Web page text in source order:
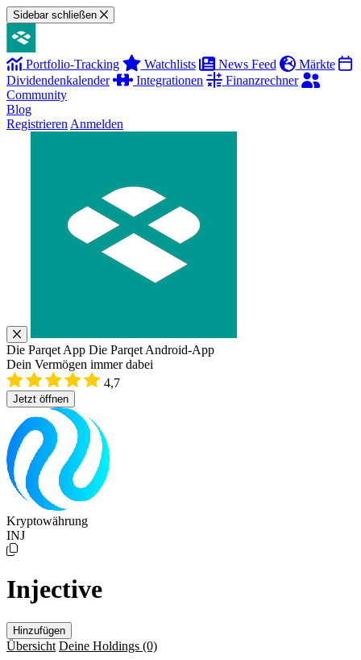
Sidebar schließen
Portfolio-Tracking Watchlists News Feed
Märkte
Dividendenkalender
Integrationen
Finanzrechner
Community
Blog
Registrieren Anmelden
Die Parqet App Die Parqet Android-App
Dein Vermögen immer dabei
4,7
Jetzt öffnen
Kryptowährung
INJ
Injective
Hinzufügen
Übersicht Deine Holdings (0)